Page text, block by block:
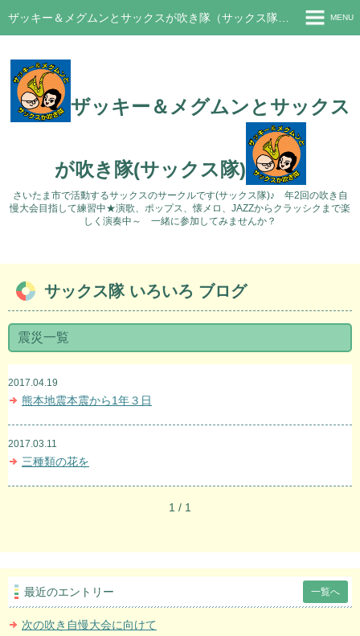
ザッキー＆メグムンとサックス
が吹き隊(サックス隊)
さいたま市で活動するサックスのサークルです(サックス隊)♪ 年2回の吹き自
慢大会目指して練習中★演歌、ポップス、懐メロ、JAZZからクラッシクまで楽
しく演奏中～ 一緒に参加してみませんか？
MENU
新着情報
ブログ
活動の様子
Q&A
サックス隊 いろいろ ブログ
震災一覧
2017.04.19
熊本地震本震から1年３日
2017.03.11
三種類の花を
1 / 1
最近のエントリー 一覧へ
次の吹き自慢大会に向けて